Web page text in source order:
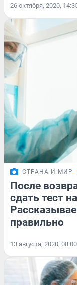
26 октября, 2020,
СТРАНА И МИР
После
сдать тест
правильно
13 августа, 2020, 08:00